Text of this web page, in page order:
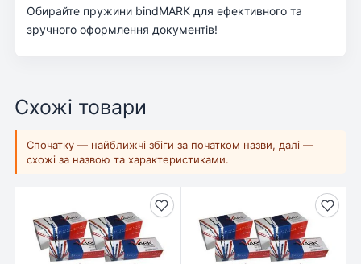
Обирайте пружини bindMARK для ефективного та
зручного оформлення документів!
Схожі товари
Спочатку — найближчі збіги за початком назви, далі —
схожі за назвою та характеристиками.